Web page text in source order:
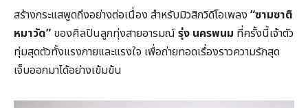
สร้างกระแสพูดถึงอย่างต่อเนื่อง สำหรับมิวสิกวิดีโอเพลง “ซามซาติ
หมาวัด” ของศิลปินลูกทุ่งสายอารมณ์ รุ่ง นครพนม ที่ครั้งนี้เจ้าตัว
ทุ่มสุดตัวทั้งแรงกายและแรงใจ เพื่อถ่ายทอดเรื่องราวความรักสุด
เจ็บออกมาได้อย่างเข้มข้น